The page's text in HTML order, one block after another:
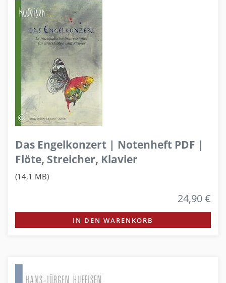
Das Engelkonzert | Notenheft PDF |
Flöte, Streicher, Klavier
(14,1 MB)
24,90 €
IN DEN WARENKORB